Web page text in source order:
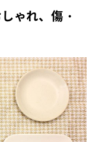
ゃれ、傷・